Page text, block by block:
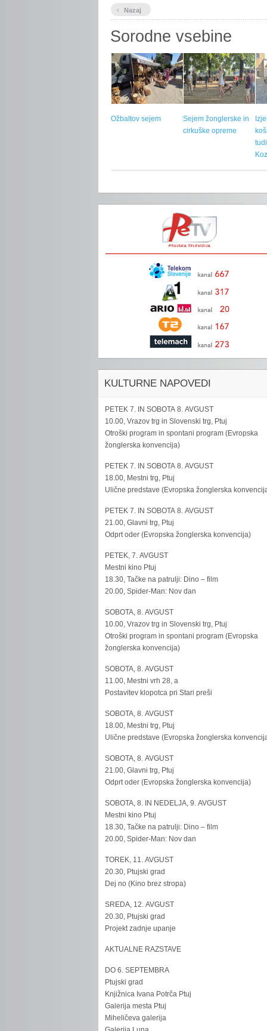
‹ Nazaj
Sorodne vsebine
Ožbaltov sejem
Sejem žonglerske in
cirkuške opreme
KULTURNE NAPOVEDI
PETEK 7. IN SOBOTA 8. AVGUST
10.00, Vrazov trg in Slovenski trg, Ptuj
Otroški program in spontani program (Evropska
žonglerska konvencija)
PETEK 7. IN SOBOTA 8. AVGUST
18.00, Mestni trg, Ptuj
Ulične predstave (Evropska žonglerska
PETEK 7. IN SOBOTA 8. AVGUST
21.00, Glavni trg, Ptuj
Odprt oder (Evropska žonglerska konvencija)
PETEK, 7. AVGUST
Mestni kino Ptuj
18.30, Tačke na patrulji: Dino – film
20.00, Spider-Man: Nov dan
SOBOTA, 8. AVGUST
10.00, Vrazov trg in Slovenski trg, Ptuj
Otroški program in spontani program (Evropska
žonglerska konvencija)
SOBOTA, 8. AVGUST
11.00, Mestni vrh 28, a
Postavitev klopotca pri Stari preši
SOBOTA, 8. AVGUST
18.00, Mestni trg, Ptuj
Ulične predstave (Evropska žonglerska
SOBOTA, 8. AVGUST
21.00, Glavni trg, Ptuj
Odprt oder (Evropska žonglerska konvencija)
SOBOTA, 8. IN NEDELJA, 9. AVGUST
Mestni kino Ptuj
18.30, Tačke na patrulji: Dino – film
20.00, Spider-Man: Nov dan
TOREK, 11. AVGUST
20.30, Ptujski grad
Dej no (Kino brez stropa)
SREDA, 12. AVGUST
20.30, Ptujski grad
Projekt zadnje upanje
AKTUALNE RAZSTAVE
DO 6. SEPTEMBRA
Ptujski grad
Knjižnica Ivana Potrča Ptuj
Galerija mesta Ptuj
Miheličeva galerija